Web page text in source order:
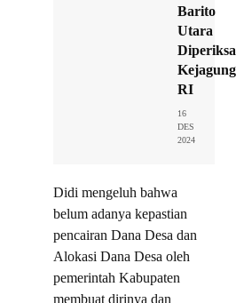
Barito
Utara
Diperiksa
Kejagung
RI
16
DES
2024
Didi mengeluh bahwa
belum adanya kepastian
pencairan Dana Desa dan
Alokasi Dana Desa oleh
pemerintah Kabupaten
membuat dirinya dan